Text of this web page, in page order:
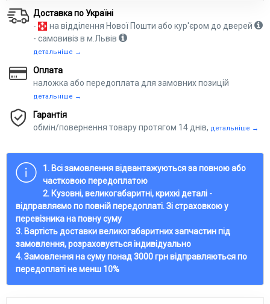
Доставка по Україні
-
на відділення Нової Пошти або кур'єром до дверей
- самовивіз в м.Львів
детальніше →
Оплата
наложка або передоплата для замовних позицій
детальніше →
Гарантія
обмін/повернення товару протягом 14 днів, детальніше →
1. Всі замовлення відвантажуються за повною або
частковою передоплатою
2. Кузовні, великогабаритні, крихкі деталі -
відправляємо по повній передоплаті. Зі страховкою у
перевізника на повну суму
3. Вартість доставки великогабаритних запчастин під
замовлення, розраховується індивідуально
4. Замовлення на суму понад 3000 грн відправляються по
передоплаті не менш 10%